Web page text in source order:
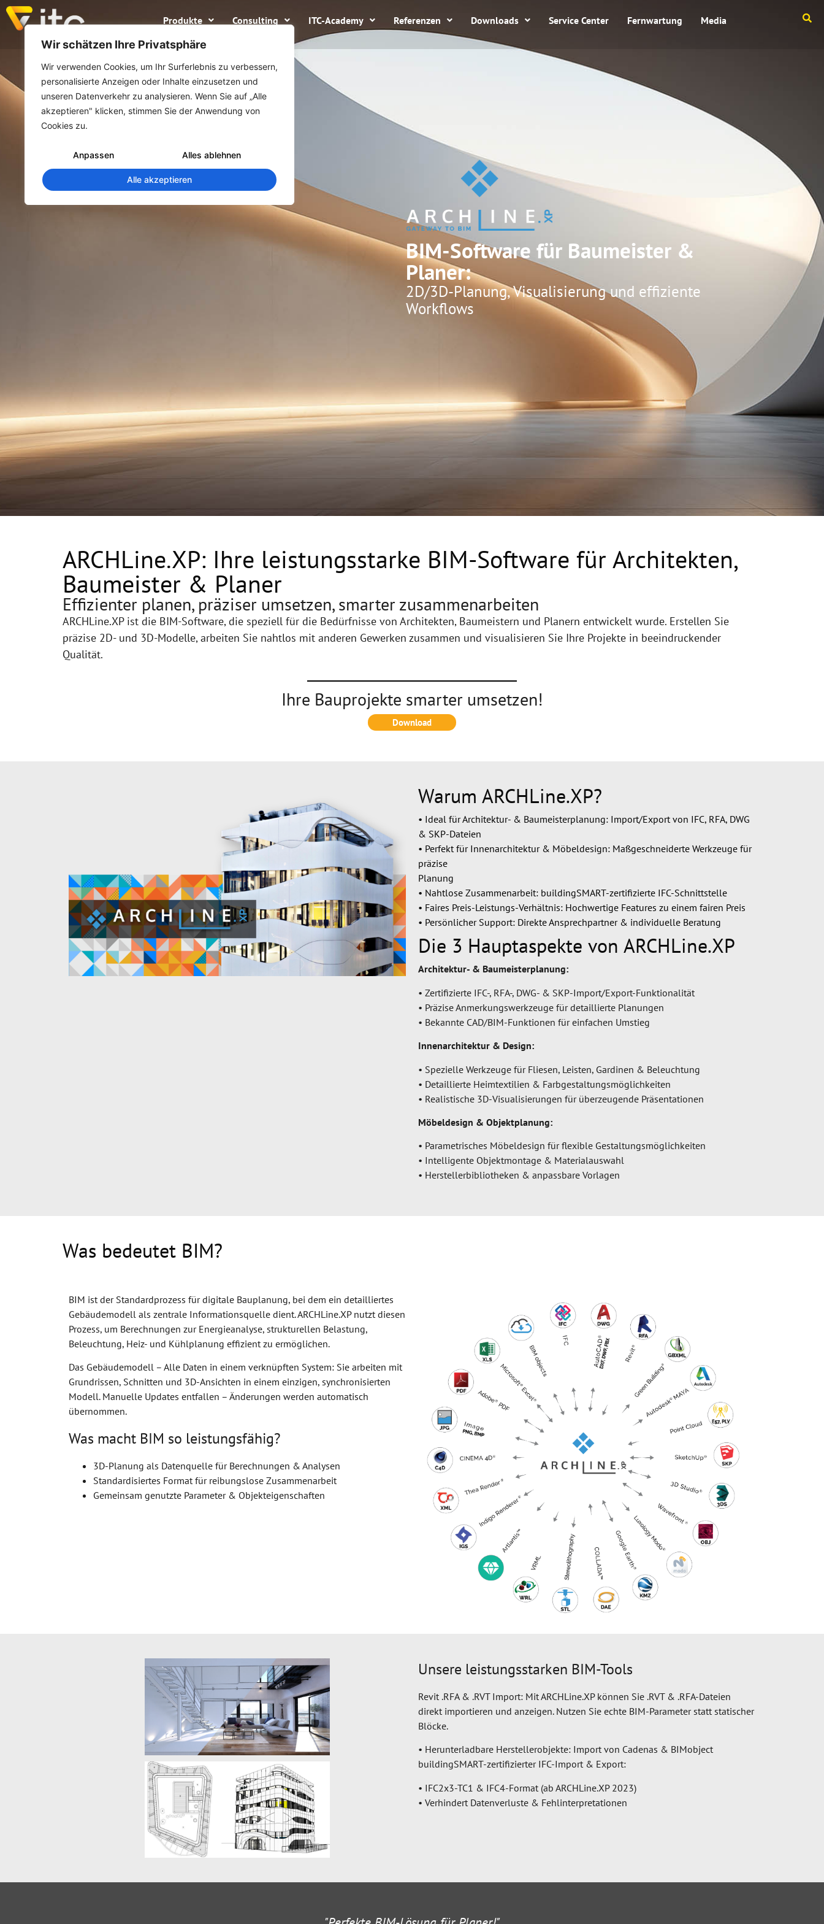
Wir schätzen Ihre Privatsphäre
Wir verwenden Cookies, um Ihr Surferlebnis zu verbessern,
personalisierte Anzeigen oder Inhalte einzusetzen und
unseren Datenverkehr zu analysieren. Wenn Sie auf „Alle
akzeptieren" klicken, stimmen Sie der Anwendung von
Cookies zu.
Anpassen Alles ablehnen
Alle akzeptieren
Produkte Consulting ITC-Academy Referenzen Downloads Service Center Fernwartung Media
BIM-Software für Baumeister &
Planer:
2D/3D-Planung, Visualisierung und effiziente
Workflows
ARCHLine.XP: Ihre leistungsstarke BIM-Software für Architekten,
Baumeister & Planer
Effizienter planen, präziser umsetzen, smarter zusammenarbeiten
ARCHLine.XP ist die BIM-Software, die speziell für die Bedürfnisse von Architekten, Baumeistern und Planern entwickelt wurde. Erstellen Sie
präzise 2D- und 3D-Modelle, arbeiten Sie nahtlos mit anderen Gewerken zusammen und visualisieren Sie Ihre Projekte in beeindruckender
Qualität.
Ihre Bauprojekte smarter umsetzen!
Download
Warum ARCHLine.XP?
• Ideal für Architektur- & Baumeisterplanung: Import/Export von IFC, RFA, DWG
& SKP-Dateien
• Perfekt für Innenarchitektur & Möbeldesign: Maßgeschneiderte Werkzeuge für
präzise
Planung
• Nahtlose Zusammenarbeit: buildingSMART-zertifizierte IFC-Schnittstelle
• Faires Preis-Leistungs-Verhältnis: Hochwertige Features zu einem fairen Preis
• Persönlicher Support: Direkte Ansprechpartner & individuelle Beratung
Die 3 Hauptaspekte von ARCHLine.XP
Architektur- & Baumeisterplanung:
• Zertifizierte IFC-, RFA-, DWG- & SKP-Import/Export-Funktionalität
• Präzise Anmerkungswerkzeuge für detaillierte Planungen
• Bekannte CAD/BIM-Funktionen für einfachen Umstieg
Innenarchitektur & Design:
• Spezielle Werkzeuge für Fliesen, Leisten, Gardinen & Beleuchtung
• Detaillierte Heimtextilien & Farbgestaltungsmöglichkeiten
• Realistische 3D-Visualisierungen für überzeugende Präsentationen
Möbeldesign & Objektplanung:
• Parametrisches Möbeldesign für flexible Gestaltungsmöglichkeiten
• Intelligente Objektmontage & Materialauswahl
• Herstellerbibliotheken & anpassbare Vorlagen
Was bedeutet BIM?
BIM ist der Standardprozess für digitale Bauplanung, bei dem ein detailliertes
Gebäudemodell als zentrale Informationsquelle dient. ARCHLine.XP nutzt diesen
Prozess, um Berechnungen zur Energieanalyse, strukturellen Belastung,
Beleuchtung, Heiz- und Kühlplanung effizient zu ermöglichen.
Das Gebäudemodell – Alle Daten in einem verknüpften System: Sie arbeiten mit
Grundrissen, Schnitten und 3D-Ansichten in einem einzigen, synchronisierten
Modell. Manuelle Updates entfallen – Änderungen werden automatisch
übernommen.
Was macht BIM so leistungsfähig?
3D-Planung als Datenquelle für Berechnungen & Analysen
Standardisiertes Format für reibungslose Zusammenarbeit
Gemeinsam genutzte Parameter & Objekteigenschaften
Unsere leistungsstarken BIM-Tools
Revit .RFA & .RVT Import: Mit ARCHLine.XP können Sie .RVT & .RFA-Dateien
direkt importieren und anzeigen. Nutzen Sie echte BIM-Parameter statt statischer
Blöcke.
• Herunterladbare Herstellerobjekte: Import von Cadenas & BIMobject
buildingSMART-zertifizierter IFC-Import & Export:
• IFC2x3-TC1 & IFC4-Format (ab ARCHLine.XP 2023)
• Verhindert Datenverluste & Fehlinterpretationen